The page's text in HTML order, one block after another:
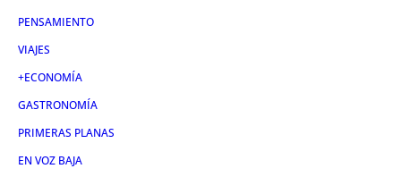
PENSAMIENTO
VIAJES
+ECONOMÍA
GASTRONOMÍA
PRIMERAS PLANAS
EN VOZ BAJA